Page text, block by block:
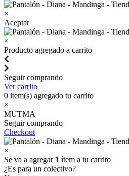
×
Aceptar
×
Producto agregado a carrito
Seguir comprando
Ver carrito
0 item(s) agregado tu carrito
×
MUTMA
Seguir comprando
Checkout
×
Se va a agregar 1 ítem a tu carrito
¿Es para un colectivo?